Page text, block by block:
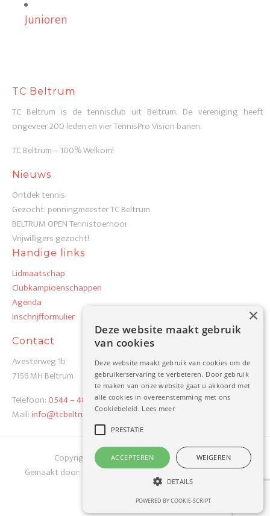
Junioren
TC Beltrum
TC Beltrum is de tennisclub uit Beltrum. De vereniging heeft
ongeveer 200 leden en vier TennisPro Vision banen.
TC Beltrum – 100% Welkom!
Nieuws
Ontdek tennis
Gezocht: penningmeester TC Beltrum
BELTRUM OPEN Tennistoernooi
Vrijwilligers gezocht!
Handige links
Lidmaatschap
Clubkampioenschappen
Agenda
Inschrijfformulier
Contact
Avesterweg 1b
7156 MH Beltrum
Telefoon: 0544 – 48 19 82
Mail:info@tcbeltrum.nl
Copyright 2026 TC Beltrum
Privacy Verklaring
Gemaakt door:
Werkgroep TC Beltrum i.s.m.Best4u Group B.V.
Deze website maakt gebruik
van cookies
Deze website maakt gebruik van cookies om de
gebruikerservaring te verbeteren. Door gebruik
te maken van onze website gaat u akkoord met
alle cookies in overeenstemming met ons
Cookiebeleid. Lees meer
PRESTATIE
ACCEPTEREN WEIGEREN
DETAILS
POWERED BY COOKIE-SCRIPT
×